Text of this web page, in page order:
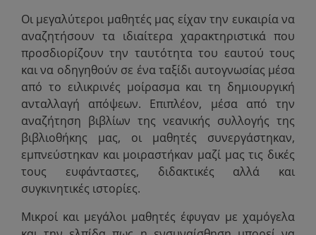
Οι μεγαλύτεροι μαθητές μας είχαν την ευκαιρία να
αναζητήσουν τα ιδιαίτερα χαρακτηριστικά που
προσδιορίζουν την ταυτότητα του εαυτού τους
και να οδηγηθούν σε ένα ταξίδι αυτογνωσίας μέσα
από το ειλικρινές μοίρασμα και τη δημιουργική
ανταλλαγή απόψεων. Επιπλέον, μέσα από την
αναζήτηση βιβλίων της νεανικής συλλογής της
βιβλιοθήκης μας, οι μαθητές συνεργάστηκαν,
εμπνεύστηκαν και μοιραστήκαν μαζί μας τις δικές
τους ευφάνταστες, διδακτικές αλλά και
συγκινητικές ιστορίες.
Μικροί και μεγάλοι μαθητές έφυγαν με χαμόγελα